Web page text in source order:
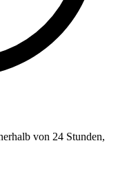
von 24 Stunden,